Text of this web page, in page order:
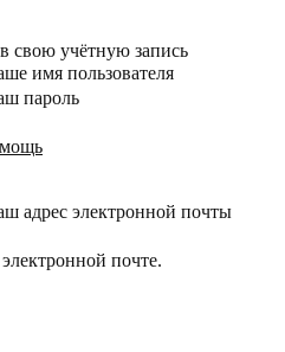
свою учётную запись
имя пользователя
пароль
адрес электронной почты
почте.